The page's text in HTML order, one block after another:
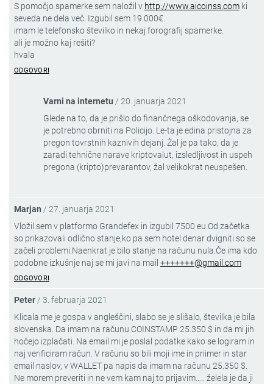
S pomočjo spamerke sem naložil v http://www.aicoinss.com ki
seveda ne dela več. Izgubil sem 19.000€.
imam le telefonsko številko in nekaj forografij spamerke.
ali je možno kaj rešiti?
hvala
ODGOVORI
Varni na internetu / 20. januarja 2021
Glede na to, da je prišlo do finančnega oškodovanja, se
je potrebno obrniti na Policijo. Le-ta je edina pristojna za
pregon tovrstnih kaznivih dejanj. Žal je pa tako, da je
zaradi tehnične narave kriptovalut, izsledljivost in uspeh
pregona (kripto)prevarantov, žal velikokrat neuspešen.
Marjan / 27. januarja 2021
Vložil sem v platformo Grandefex in izgubil 7500 eu.Od začetka
so prikazovali odlično stanje,ko pa sem hotel denar dvigniti so se
začeli problemi.Naenkrat je bilo stanje na računu nula.Če ima kdo
podobne izkušnje naj se mi javi na mail +++++++@gmail.com
ODGOVORI
Peter / 3. februarja 2021
Klicala me je gospa v angleščini, slabo se je slišalo, številka je bila
slovenska. Da imam na računu COINSTAMP 25.350 $ in da mi jih
hočejo izplačati. Na email mi je poslal podatke kako se logiram in
naj verificiram račun. V računu so bili moji ime in priimer in star
email naslov, v WALLET pa napis da imam na računu 25.350 $.
Ne morem preveriti in ne vem kam naj to prijavim….. želela je da ji